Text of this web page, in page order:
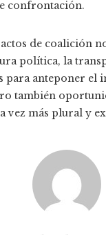
confrontación.
de coalición
política, la
anteponer el
también
vez más plural y